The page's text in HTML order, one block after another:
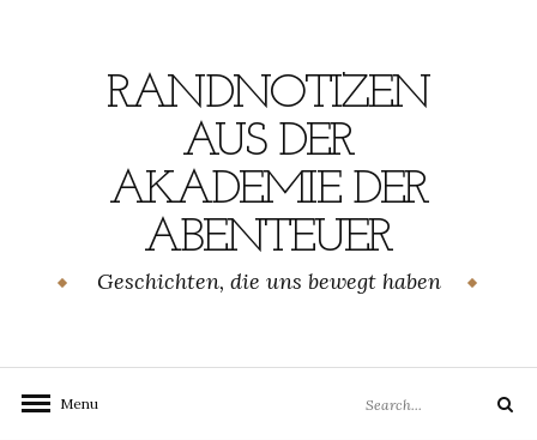
RANDNOTIZEN
AUS DER
AKADEMIE DER
ABENTEUER
Geschichten, die uns bewegt haben
Menu
for:
Search